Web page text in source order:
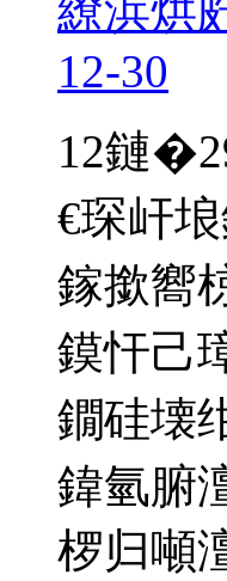
繚浜烘
12-30
12鏈
€琛屽
鎵撳嚮
鏌忓己
鐗硅壊
鍏氫腑
椤归噸